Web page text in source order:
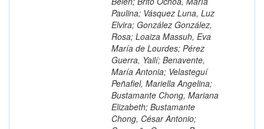
Paulina; Vásquez Luna, Luz
Elvira; González González,
Rosa; Loaiza Massuh, Eva
María de Lourdes; Pérez
Guerra, Yailí; Benavente,
María Antonia; Velasteguí
Peñafiel, Mariella Angelina;
Bustamante Chong, Mariana
Elizabeth; Bustamante
Chong, César Antonio;